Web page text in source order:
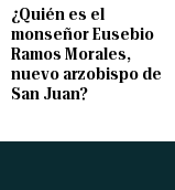
¿Quién es el
monseñor Eusebio
Ramos Morales,
nuevo arzobispo de
San Juan?